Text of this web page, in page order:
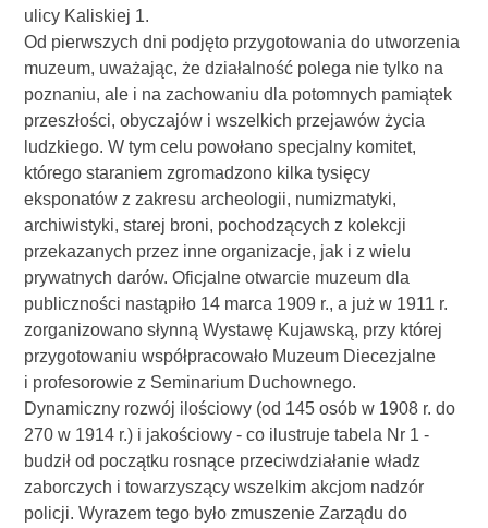
ulicy Kaliskiej 1.
Od pierwszych dni podjęto przygotowania do utworzenia
muzeum, uważając, że działalność polega nie tylko na
poznaniu, ale i na zachowaniu dla potomnych pamiątek
przeszłości, obyczajów i wszelkich przejawów życia
ludzkiego. W tym celu powołano specjalny komitet,
którego staraniem zgromadzono kilka tysięcy
eksponatów z zakresu archeologii, numizmatyki,
archiwistyki, starej broni, pochodzących z kolekcji
przekazanych przez inne organizacje, jak i z wielu
prywatnych darów. Oficjalne otwarcie muzeum dla
publiczności nastąpiło 14 marca 1909 r., a już w 1911 r.
zorganizowano słynną Wystawę Kujawską, przy której
przygotowaniu współpracowało Muzeum Diecezjalne
i profesorowie z Seminarium Duchownego.
Dynamiczny rozwój ilościowy (od 145 osób w 1908 r. do
270 w 1914 r.) i jakościowy - co ilustruje tabela Nr 1 -
budził od początku rosnące przeciwdziałanie władz
zaborczych i towarzyszący wszelkim akcjom nadzór
policji. Wyrazem tego było zmuszenie Zarządu do